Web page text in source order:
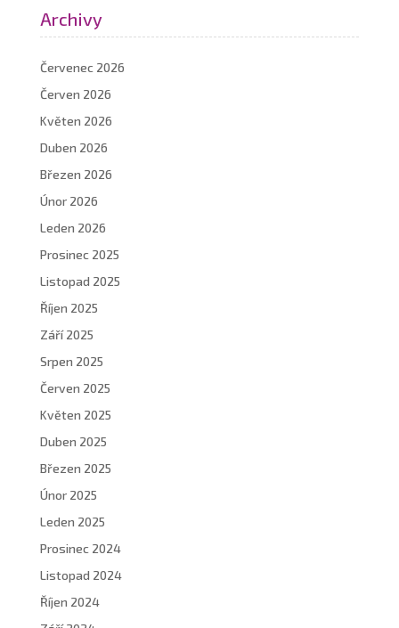
Archivy
Červenec 2026
Červen 2026
Květen 2026
Duben 2026
Březen 2026
Únor 2026
Leden 2026
Prosinec 2025
Listopad 2025
Říjen 2025
Září 2025
Srpen 2025
Červen 2025
Květen 2025
Duben 2025
Březen 2025
Únor 2025
Leden 2025
Prosinec 2024
Listopad 2024
Říjen 2024